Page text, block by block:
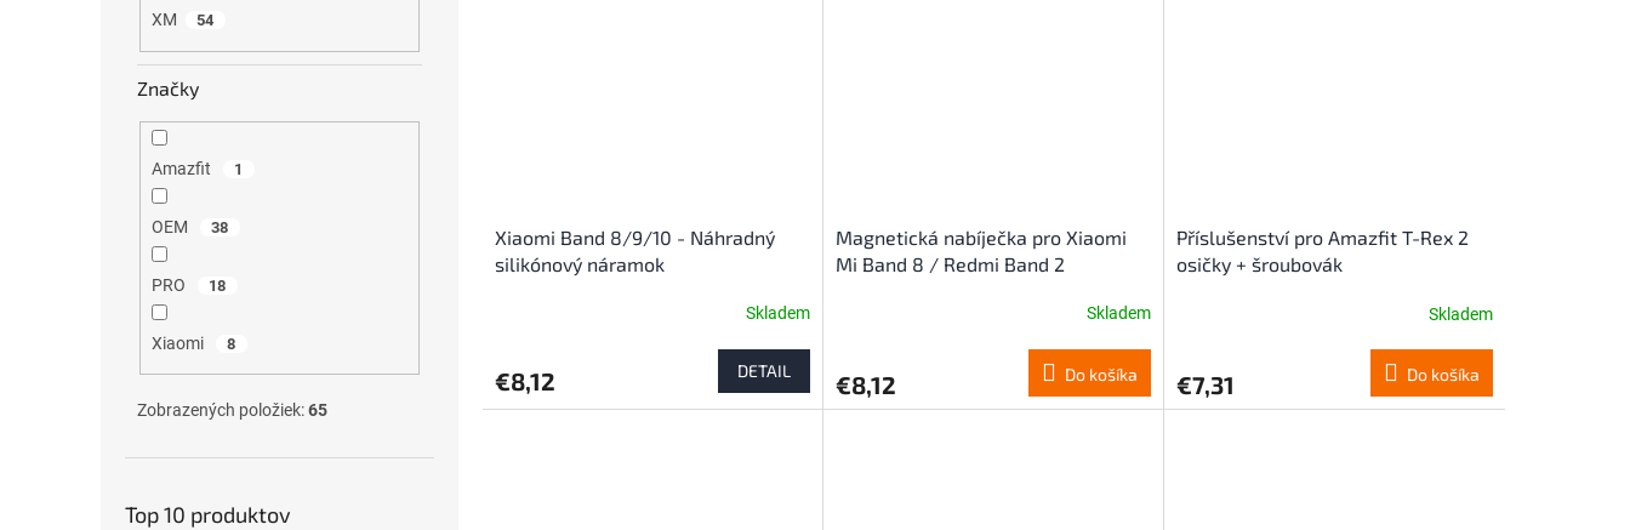
XM 54
Značky
Amazfit 1
OEM 38
PRO 18
Xiaomi 8
Zobrazených položiek:65
Top 10 produktov
Xiaomi Band 8/9/10 - Náhradný
silikónový náramok
Skladem
€8,12 DETAIL
Magnetická nabíječka pro Xiaomi
Mi Band 8 / Redmi Band 2
Skladem
€8,12 Do košíka
Příslušenství pro Amazfit T-Rex 2
osičky + šroubovák
Skladem
€7,31 Do košíka